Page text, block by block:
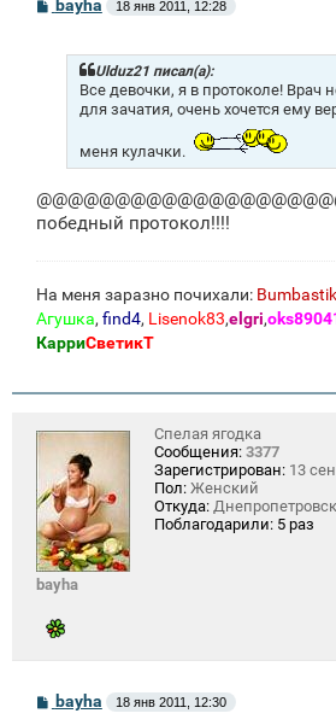
о
bayha 18 янв 2011, 12:28
Ulduz21 писал(а):
Все девочки, я в протоколе! Врач
для зачатия, очень хочется ему
меня кулачки.
победный протокол!!!!
На меня заразно почихали: Bumbastik
Агушка, find4, Lisenok83,elgri,
КарриСветикТ
bayha
Спелая ягодка
Сообщения: 3377
Зарегистрирован: 13
Пол: Женский
Откуда: Днепропетровск
Поблагодарили: 5 раз
С
о
bayha 18 янв 2011, 12:30